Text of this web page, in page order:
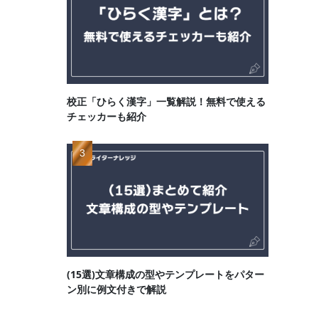
校正「ひらく漢字」一覧解説！無料で使える
チェッカーも紹介
(15選)文章構成の型やテンプレートをパター
ン別に例文付きで解説